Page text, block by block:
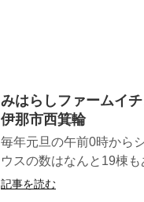
みはらしファームイ
伊那市西箕輪
毎年元旦の午前0時から
ウスの数はなんと19棟
記事を読む